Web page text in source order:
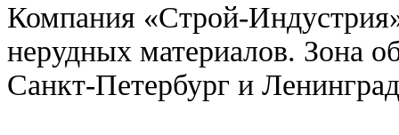
Компания «Строй-
нерудных материалов. Зона
Санкт-Петербург и